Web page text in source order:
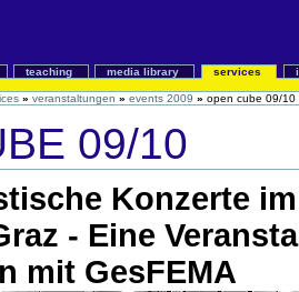
teaching media library services
» veranstaltungen » events 2009 » open cube 09/10
09/10
Konzerte
- Eine
mit GesFEMA